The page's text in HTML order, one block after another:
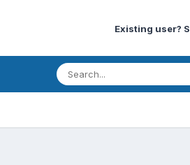
Existing user?